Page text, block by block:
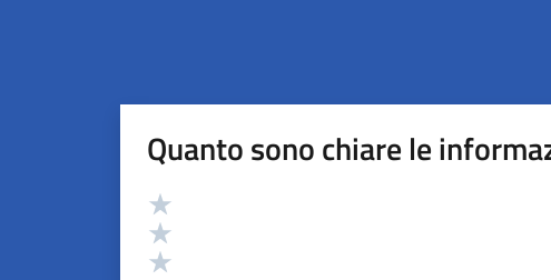
Quanto sono chiare le
Valutazione